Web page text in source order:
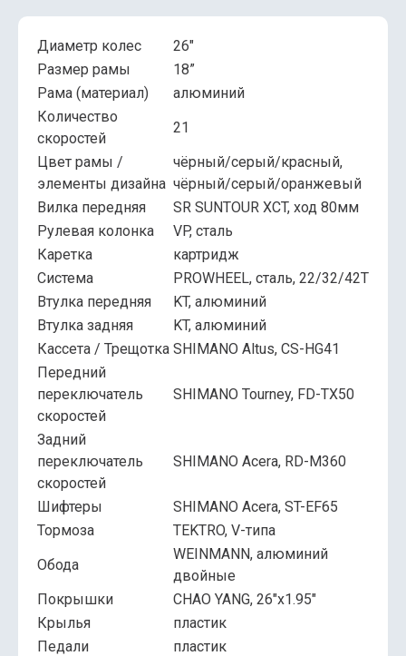
Диаметр колес
26"
Размер рамы
18”
Рама (материал)
алюминий
Количество
скоростей
21
Цвет рамы /
элементы дизайна
чёрный/серый/красный,
чёрный/серый/оранжевый
Вилка передняя
SR SUNTOUR XCT, ход 80мм
Рулевая колонка
VP, сталь
Каретка
картридж
Система
PROWHEEL, сталь, 22/32/42T
Втулка передняя
KT, алюминий
Втулка задняя
KT, алюминий
Кассета / Трещотка SHIMANO Altus, CS-HG41
Передний
переключатель
скоростей
SHIMANO Tourney, FD-TX50
Задний
переключатель
скоростей
SHIMANO Acera, RD-M360
Шифтеры
SHIMANO Acera, ST-EF65
Тормоза
TEKTRO, V-типа
Обода
WEINMANN, алюминий
двойные
Покрышки
CHAO YANG, 26"x1.95"
Крылья
пластик
Педали
пластик